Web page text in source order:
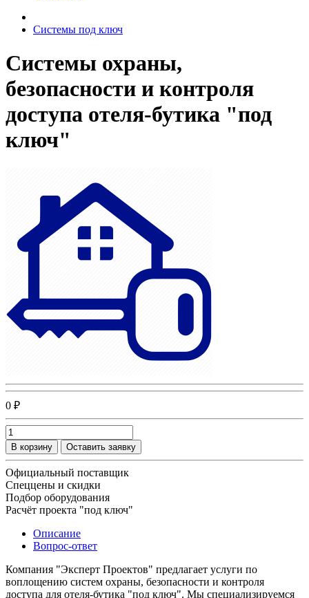
Системы под ключ
Системы охраны,
безопасности и контроля
доступа отеля-бутика "под
ключ"
0 ₽
В корзину Оставить заявку
Официальный поставщик
Спеццены и скидки
Подбор оборудования
Расчёт проекта "под ключ"
Описание
Вопрос-ответ
Компания "Эксперт Проектов" предлагает услуги по
воплощению систем охраны, безопасности и контроля
доступа для отеля-бутика "под ключ". Мы специализируемся